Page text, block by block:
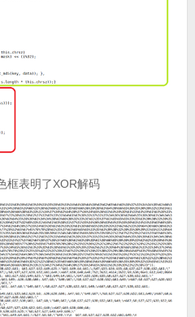
框表明了XOR解码